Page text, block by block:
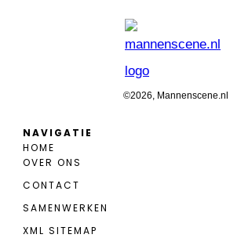
©2026, Mannenscene.nl
NAVIGATIE
HOME
OVER ONS
CONTACT
SAMENWERKEN
XML SITEMAP